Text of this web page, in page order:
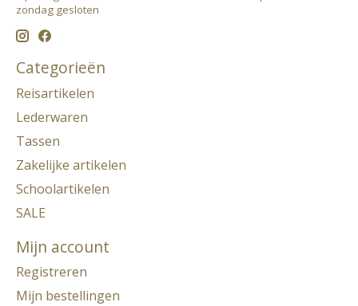
zondag gesloten
Categorieën
Reisartikelen
Lederwaren
Tassen
Zakelijke artikelen
Schoolartikelen
SALE
Mijn account
Registreren
Mijn bestellingen